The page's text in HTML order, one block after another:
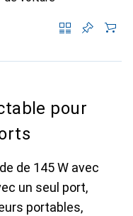
pour
de 145 W avec
un seul port,
portables,